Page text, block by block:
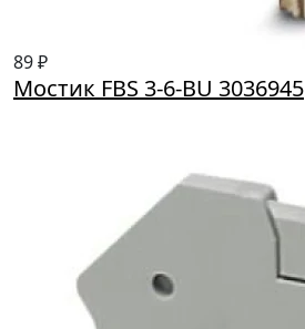
89 ₽
Мостик FBS 3-6-BU 3036945